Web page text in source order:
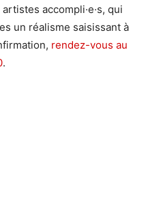
accompli·e·s, qui
un réalisme saisissant à
rendez-vous au
.